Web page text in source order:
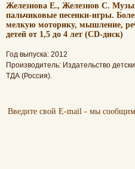
Железнова Е., Железнов С.
пальчиковые песенки-игры.
мелкую моторику, мышление,
детей от 1,5 до 4 лет (CD-диск)
Год выпуска: 2012
Производитель: Издательство
ТДА (Россия).
Введите свой E-mail - мы сообщим